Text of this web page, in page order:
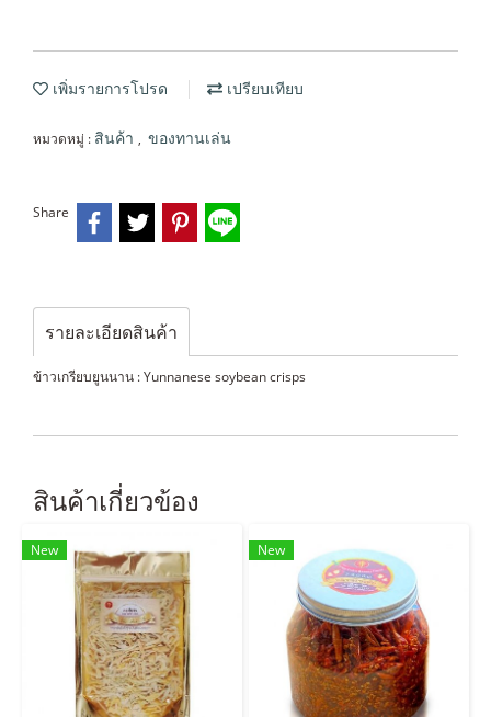
เพิ่มรายการโปรด เปรียบเทียบ
หมวดหมู่ : สินค้า , ของทานเล่น
Share
รายละเอียดสินค้า
ข้าวเกรียบยูนนาน : Yunnanese soybean crisps
สินค้าเกี่ยวข้อง
New New